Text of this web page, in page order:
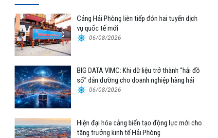
Cảng Hải Phòng liên tiếp đón hai tuyến dịch
vụ quốc tế mới
06/08/2026
BIG DATA VIMC: Khi dữ liệu trở thành “hải đồ
số” dẫn đường cho doanh nghiệp hàng hải
06/08/2026
Hiện đại hóa cảng biển tạo động lực mới cho
tăng trưởng kinh tế Hải Phòng